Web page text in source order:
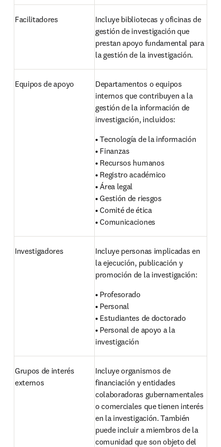
Facilitadores
Incluye bibliotecas y oficinas de
gestión de investigación que
prestan apoyo fundamental para
la gestión de la investigación.
Equipos de apoyo
Departamentos o equipos
internos que contribuyen a la
gestión de la información de
investigación, incluidos:
• Tecnología de la información
• Finanzas
• Recursos humanos
• Registro académico
• Área legal
• Gestión de riesgos
• Comité de ética
• Comunicaciones
Investigadores
Incluye personas implicadas en
la ejecución, publicación y
promoción de la investigación:
• Profesorado
• Personal
• Estudiantes de doctorado
• Personal de apoyo a la
investigación
Grupos de interés
externos
Incluye organismos de
financiación y entidades
colaboradoras gubernamentales
o comerciales que tienen interés
en la investigación. También
puede incluir a miembros de la
comunidad que son objeto del